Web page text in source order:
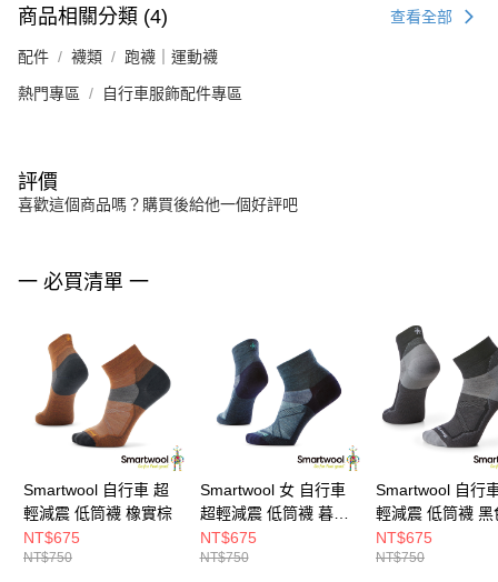
商品相關分類 (4) 查看全部
配件 襪類 跑襪｜運動襪
熱門專區 自行車服飾配件專區
評價
喜歡這個商品嗎？購買後給他一個好評吧
一 必買清單 一
Smartwool 自行車 超
輕減震 低筒襪 橡實棕
NT$675
NT$750
Smartwool 女 自行車
超輕減震 低筒襪 暮光
藍
NT$675
NT$750
Smartwool 自行
輕減震 低筒襪 黑
NT$675
NT$750